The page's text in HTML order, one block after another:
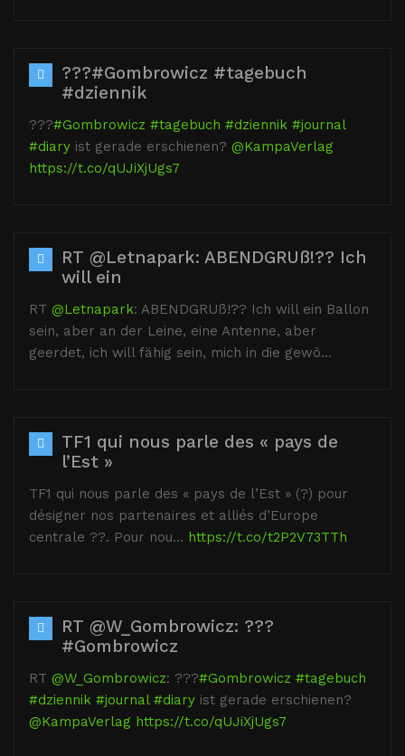
???#Gombrowicz #tagebuch
#dziennik
???#Gombrowicz #tagebuch #dziennik #journal
#diary ist gerade erschienen? @KampaVerlag
https://t.co/qUJiXjUgs7
RT @Letnapark: ABENDGRUß!?? Ich
will ein
RT @Letnapark: ABENDGRUß!?? Ich will ein Ballon
sein, aber an der Leine, eine Antenne, aber
geerdet, ich will fähig sein, mich in die gewö…
TF1 qui nous parle des « pays de
l’Est »
TF1 qui nous parle des « pays de l’Est » (?) pour
désigner nos partenaires et alliés d’Europe
centrale ??. Pour nou… https://t.co/t2P2V73TTh
RT @W_Gombrowicz: ???
#Gombrowicz
RT @W_Gombrowicz: ???#Gombrowicz #tagebuch
#dziennik #journal #diary ist gerade erschienen?
@KampaVerlag https://t.co/qUJiXjUgs7